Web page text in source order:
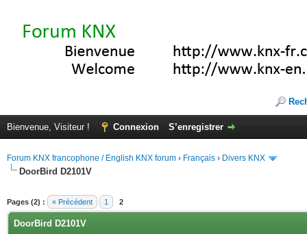
Bienvenue, Visiteur ! Connexion S’enregistrer
Forum KNX francophone / English KNX forum › Français › Divers KNX
DoorBird D2101V
Pages (2) : « Précédent 1 2
DoorBird D2101V